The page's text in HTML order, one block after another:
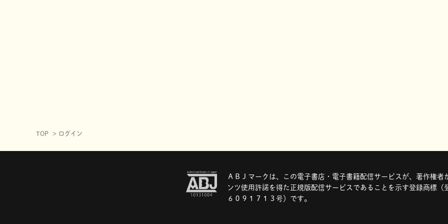
TOP ログイン
ＡＢＪマークは、この電子書店・電子書籍配信サービスが、著作権者
ンツ使用許諾を得た正規版配信サービスであることを示す登録商標（
６０９１７１３号）です。